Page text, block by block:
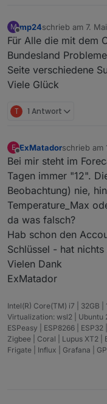
M
Offline
mp24schrieb am 7.
zuletzt editiert
Für Alle die mit dem
Bundesland
Seite verschiedene
Viele Glück
T 1 Antwort
E
Offline
ExMatadorschrieb am
zuletzt
Bei mir steht im
Tagen immer "12".
Beobachtung) nie,
Temperature_Max
da was falsch?
Hab schon den
Schlüssel - hat
Vielen Dank
ExMatador
Intel(R) Core(TM) i7 | 32GB |
Virtualization: wsl2 | Ubuntu
ESPeasy | ESP8266 | ESP32
Zigbee | Coral | Lupus XT2 |
Frigate | Influx | Grafana |